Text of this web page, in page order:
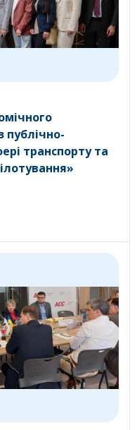
публічно-
транспорту та